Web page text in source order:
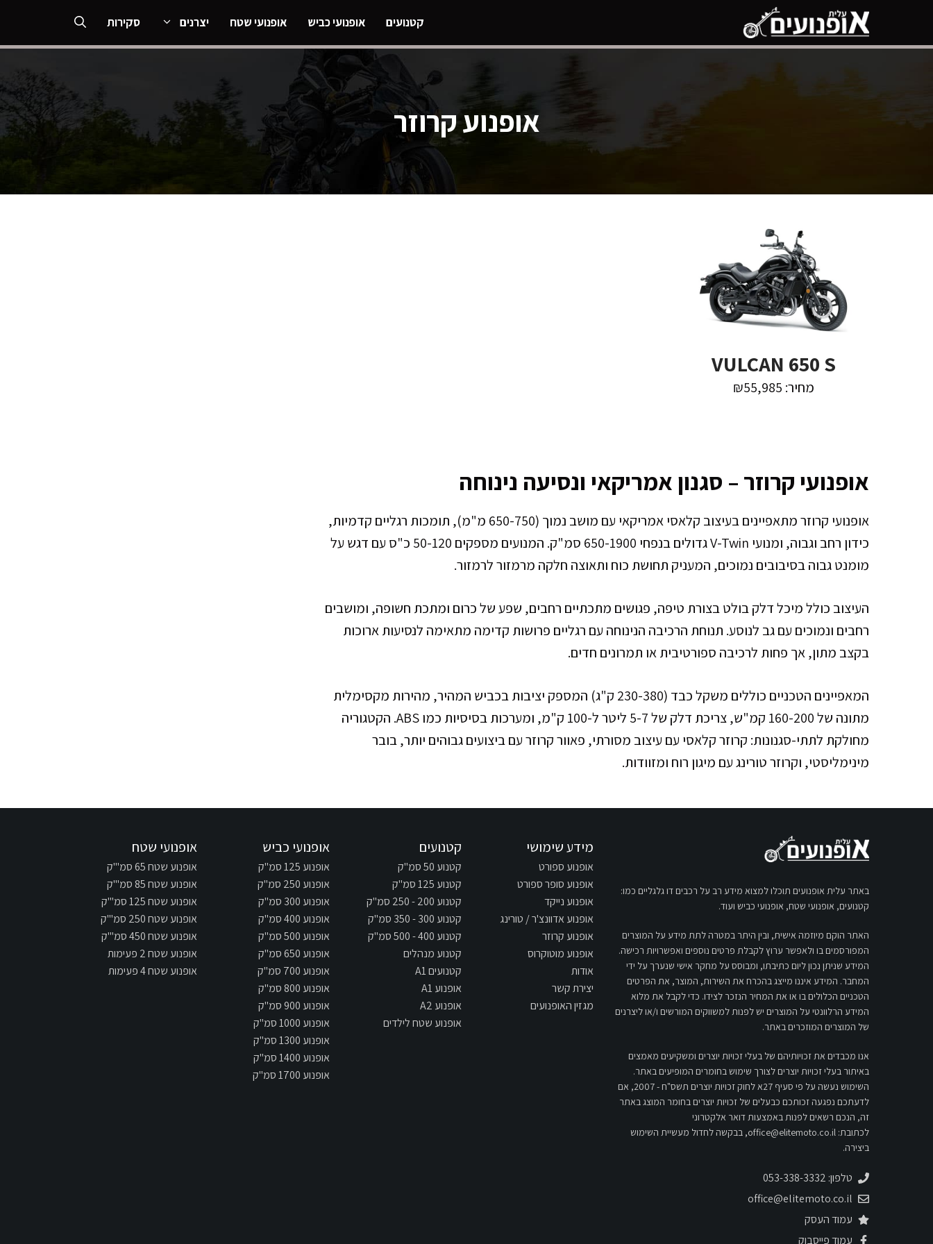
קטנועים אופנועי כביש אופנועי שטח יצרנים סקירות
אופנוע קרוזר
VULCAN 650 S
מחיר: ₪55,985
אופנועי קרוזר – סגנון אמריקאי ונסיעה נינוחה
אופנועי קרוזר מתאפיינים בעיצוב קלאסי אמריקאי עם מושב נמוך (650-750 מ"מ), תומכות רגליים קדמיות,
כידון רחב וגבוה, ומנועי V-Twin גדולים בנפחי 650-1900 סמ"ק. המנועים מספקים 50-120 כ"ס עם דגש על
מומנט גבוה בסיבובים נמוכים, המעניק תחושת כוח ותאוצה חלקה מרמזור לרמזור.
העיצוב כולל מיכל דלק בולט בצורת טיפה, פגושים מתכתיים רחבים, שפע של כרום ומתכת חשופה, ומושבים
רחבים ונמוכים עם גב לנוסע. תנוחת הרכיבה הנינוחה עם רגליים פרושות קדימה מתאימה לנסיעות ארוכות
בקצב מתון, אך פחות לרכיבה ספורטיבית או תמרונים חדים.
המאפיינים הטכניים כוללים משקל כבד (230-380 ק"ג) המספק יציבות בכביש המהיר, מהירות מקסימלית
מתונה של 160-200 קמ"ש, צריכת דלק של 5-7 ליטר ל-100 ק"מ, ומערכות בסיסיות כמו ABS. הקטגוריה
מחולקת לתתי-סגנונות: קרוזר קלאסי עם עיצוב מסורתי, פאוור קרוזר עם ביצועים גבוהים יותר, בובר
מינימליסטי, וקרוזר טורינג עם מיגון רוח ומזוודות.
באתר עלית אופנועים תוכלו למצוא מידע רב על רכבים דו גלגליים כמו:
קטנועים, אופנועי שטח, אופנועי כביש ועוד.
האתר הוקם מיוזמה אישית, ובין היתר במטרה לתת מידע על המוצרים
המפורסמים בו ולאפשר ערוץ לקבלת פרטים נוספים ואפשרויות רכישה.
המידע שניתן נכון ליום כתיבתו, ומבוסס על מחקר אישי שנערך על ידי
המחבר. המידע איננו מייצג בהכרח את השירות, המוצר, את הפרטים
הטכניים הכלולים בו או את המחיר הנזכר לצידו. כדי לקבל את מלוא
המידע הרלוונטי על המוצרים יש לפנות למשווקים המורשים ו/או ליצרנים
של המוצרים המוזכרים באתר.
אנו מכבדים את זכויותיהם של בעלי זכויות יוצרים ומשקיעים מאמצים
באיתור בעלי זכויות יוצרים לצורך שימוש בחומרים המופיעים באתר.
השימוש נעשה על פי סעיף 27א לחוק זכויות יוצרים תשס"ח - 2007, אם
לדעתכם נפגעה זכותכם כבעלים של זכויות יוצרים בחומר המוצג באתר
זה, הנכם רשאים לפנות באמצעות דואר אלקטרוני
לכתובת: office@elitemoto.co.il, בבקשה לחדול מעשיית השימוש
ביצירה.
טלפון: 053-338-3332
office@elitemoto.co.il
עמוד העסק
עמוד פייסבוק
מידע שימושי
אופנוע ספורט
אופנוע סופר ספורט
אופנוע נייקד
אופנוע אדוונצ'ר / טורינג
אופנוע קרוזר
אופנוע מוטוקרוס
אודות
יצירת קשר
מגזין האופנועים
קטנועים
קטנוע 50 סמ"ק
קטנוע 125 סמ"ק
קטנוע 200 - 250 סמ"ק
קטנוע 300 - 350 סמ"ק
קטנוע 400 - 500 סמ"ק
קטנוע מנהלים
קטנועים A1
אופנוע A1
אופנוע A2
אופנוע שטח לילדים
אופנועי כביש
אופנוע 125 סמ"ק
אופנוע 250 סמ"ק
אופנוע 300 סמ"ק
אופנוע 400 סמ"ק
אופנוע 500 סמ"ק
אופנוע 650 סמ"ק
אופנוע 700 סמ"ק
אופנוע 800 סמ"ק
אופנוע 900 סמ"ק
אופנוע 1000 סמ"ק
אופנוע 1300 סמ"ק
אופנוע 1400 סמ"ק
אופנוע 1700 סמ"ק
אופנועי שטח
אופנוע שטח 65 סמ"'ק
אופנוע שטח 85 סמ"'ק
אופנוע שטח 125 סמ"'ק
אופנוע שטח 250 סמ"'ק
אופנוע שטח 450 סמ"'ק
אופנוע שטח 2 פעימות
אופנוע שטח 4 פעימות